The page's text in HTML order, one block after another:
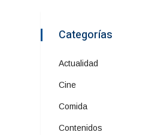
Categorías
Actualidad
Cine
Comida
Contenidos